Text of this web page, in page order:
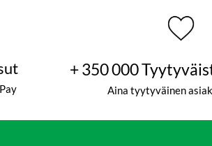
+ 350 000
Aina tyytyväinen